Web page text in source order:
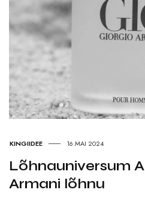
KINGIIDEE 16.MAI 2024
Lõhnauniversum
Armani lõhnu